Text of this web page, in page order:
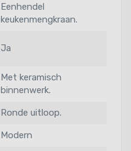
Eenhendel
keukenmengkraan.
Ja
Met keramisch
binnenwerk.
Ronde uitloop.
Modern